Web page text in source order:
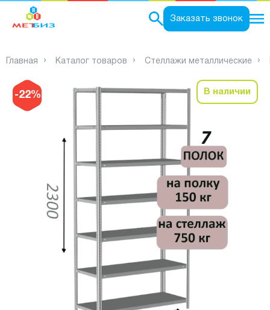
Заказать звонок
Главная Каталог товаров Стеллажи металлические
-22% В наличии